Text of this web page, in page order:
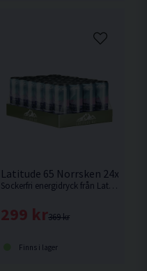
Latitude 65 Norrsken
Sockerfri energidryck från Latitude 65 med smak av äpple & päron.
369 kr
299 kr
Finns i lager